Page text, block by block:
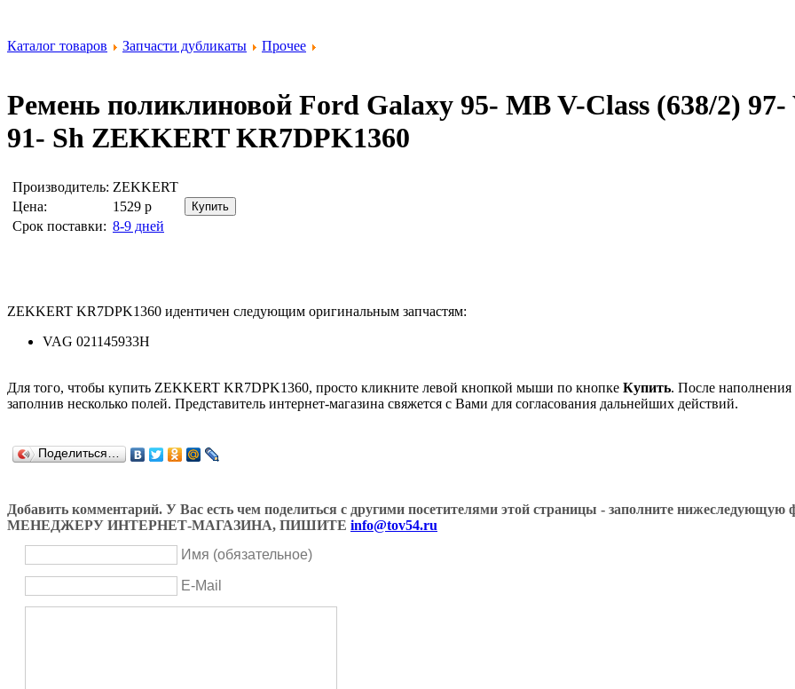
Каталог товаров Запчасти дубликаты Прочее
Ремень поликлиновой Ford Galaxy 95- MB V-Class (638/2)
91- Sh ZEKKERT KR7DPK1360
Производитель: ZEKKERT
Цена:
1529 р
Срок поставки: 8-9 дней
ZEKKERT KR7DPK1360 идентичен следующим оригинальным запчастям:
VAG 021145933H
Для того, чтобы купить ZEKKERT KR7DPK1360, просто кликните левой кнопкой мыши по кнопке Купить. После наполнения
заполнив несколько полей. Представитель интернет-магазина свяжется с Вами для согласования дальнейших действий.
Поделиться…
Добавить комментарий. У Вас есть чем поделиться с другими посетителями этой страницы - заполните
МЕНЕДЖЕРУ ИНТЕРНЕТ-МАГАЗИНА, ПИШИТЕ info@tov54.ru
Имя (обязательное)
E-Mail